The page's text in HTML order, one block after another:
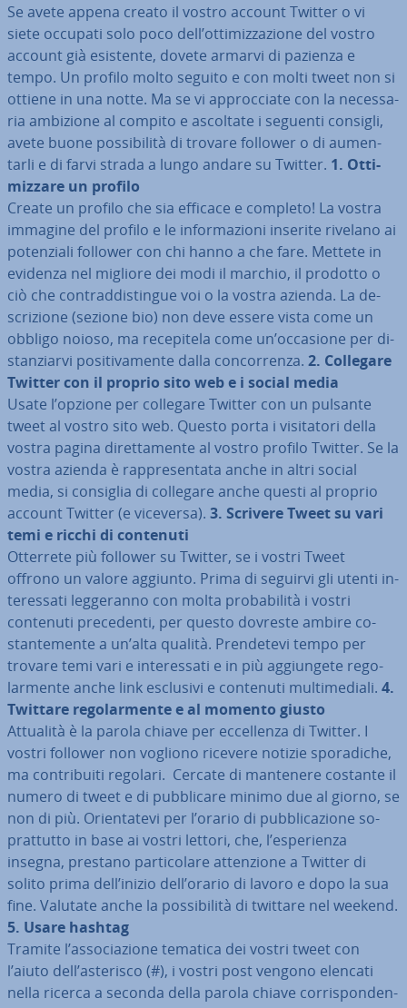
Se avete appena creato il vostro account Twitter o vi
siete occupati solo poco dell’ot­ti­miz­za­zio­ne del vostro
account già esistente, dovete armarvi di pazienza e
tempo. Un profilo molto seguito e con molti tweet non si
ottiene in una notte. Ma se vi ap­proc­cia­te con la ne­ces­sa­
ria ambizione al compito e ascoltate i seguenti consigli,
avete buone pos­si­bi­li­tà di trovare follower o di au­men­
tar­li e di farvi strada a lungo andare su Twitter. 1. Ot­ti­
miz­za­re un profilo
Create un profilo che sia efficace e completo! La vostra
immagine del profilo e le in­for­ma­zio­ni inserite rivelano ai
po­ten­zia­li follower con chi hanno a che fare. Mettete in
evidenza nel migliore dei modi il marchio, il prodotto o
ciò che con­trad­di­stin­gue voi o la vostra azienda. La de­
scri­zio­ne (sezione bio) non deve essere vista come un
obbligo noioso, ma re­ce­pi­te­la come un’occasione per di­
stan­ziar­vi po­si­ti­va­men­te dalla con­cor­ren­za. 2. Collegare
Twitter con il proprio sito web e i social media
Usate l’opzione per collegare Twitter con un pulsante
tweet al vostro sito web. Questo porta i vi­si­ta­to­ri della
vostra pagina di­ret­ta­men­te al vostro profilo Twitter. Se la
vostra azienda è rap­pre­sen­ta­ta anche in altri social
media, si consiglia di collegare anche questi al proprio
account Twitter (e viceversa). 3. Scrivere Tweet su vari
temi e ricchi di contenuti
Otterrete più follower su Twitter, se i vostri Tweet
offrono un valore aggiunto. Prima di seguirvi gli utenti in­
te­res­sa­ti leg­ge­ran­no con molta pro­ba­bi­li­tà i vostri
contenuti pre­ce­den­ti, per questo dovreste ambire co­
stan­te­men­te a un’alta qualità. Pren­de­te­vi tempo per
trovare temi vari e in­te­res­sa­ti e in più ag­giun­ge­te re­go­
lar­men­te anche link esclusivi e contenuti mul­ti­me­dia­li. 4.
Twittare re­go­lar­men­te e al momento giusto
Attualità è la parola chiave per ec­cel­len­za di Twitter. I
vostri follower non vogliono ricevere notizie spo­ra­di­che,
ma con­tri­bui­ti regolari. Cercate di mantenere costante il
numero di tweet e di pub­bli­ca­re minimo due al giorno, se
non di più. Orien­ta­te­vi per l’orario di pub­bli­ca­zio­ne so­
prat­tut­to in base ai vostri lettori, che, l’espe­rien­za
insegna, prestano par­ti­co­la­re at­ten­zio­ne a Twitter di
solito prima dell’inizio dell’orario di lavoro e dopo la sua
fine. Valutate anche la pos­si­bi­li­tà di twittare nel weekend.
5. Usare hashtag
Tramite l’as­so­cia­zio­ne tematica dei vostri tweet con
l’aiuto dell’asterisco (#), i vostri post vengono elencati
nella ricerca a seconda della parola chiave cor­ri­spon­den­